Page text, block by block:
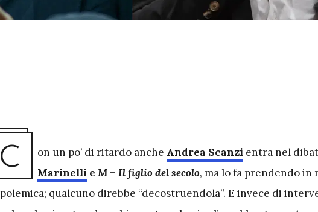
C on un po’ di ritardo anche Andrea Scanzi entra nel
Marinelli e M – Il figlio del secolo, ma lo fa prendendo in
polemica; qualcuno direbbe “decostruendola”. E invece di